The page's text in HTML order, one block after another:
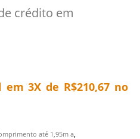
crédito em
em 3X de R$210,67 no
até 1,95m a